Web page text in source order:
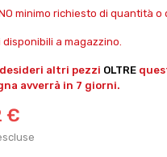
minimo richiesto di quantità o
disponibili a magazzino.
altri pezzi OLTRE
avverrà in 7 giorni.
€